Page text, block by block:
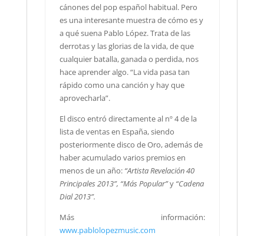
cánones del pop español habitual. Pero
es una interesante muestra de cómo es y
a qué suena Pablo López. Trata de las
derrotas y las glorias de la vida, de que
cualquier batalla, ganada o perdida, nos
hace aprender algo. “La vida pasa tan
rápido como una canción y hay que
aprovecharla”.
El disco entró directamente al nº 4 de la
lista de ventas en España, siendo
posteriormente disco de Oro, además de
haber acumulado varios premios en
menos de un año:“Artista Revelación 40
Principales 2013”, “Más Popular”y“Cadena
Dial 2013”.
Más información:
www.pablolopezmusic.com